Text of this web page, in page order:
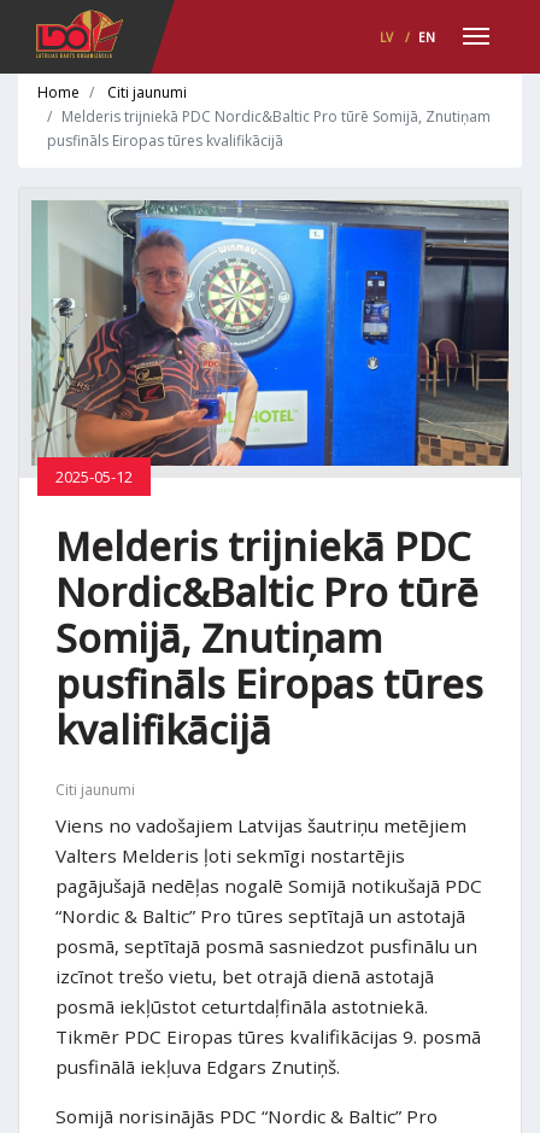
LV / EN
Home
Citi jaunumi
Melderis trijniekā PDC Nordic&Baltic Pro tūrē Somijā, Znutiņam
pusfināls Eiropas tūres kvalifikācijā
2025-05-12
Melderis trijniekā PDC
Nordic&Baltic Pro tūrē
Somijā, Znutiņam
pusfināls Eiropas tūres
kvalifikācijā
Citi jaunumi
Viens no vadošajiem Latvijas šautriņu metējiem
Valters Melderis ļoti sekmīgi nostartējis
pagājušajā nedēļas nogalē Somijā notikušajā PDC
“Nordic & Baltic” Pro tūres septītajā un astotajā
posmā, septītajā posmā sasniedzot pusfinālu un
izcīnot trešo vietu, bet otrajā dienā astotajā
posmā iekļūstot ceturtdaļfināla astotniekā.
Tikmēr PDC Eiropas tūres kvalifikācijas 9. posmā
pusfinālā iekļuva Edgars Znutiņš.
Somijā norisinājās PDC “Nordic & Baltic” Pro